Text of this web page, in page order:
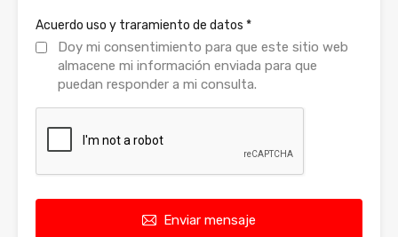
Acuerdo uso y traramiento de datos *
Doy mi consentimiento para que este sitio web
almacene mi información enviada para que
puedan responder a mi consulta.
Enviar mensaje